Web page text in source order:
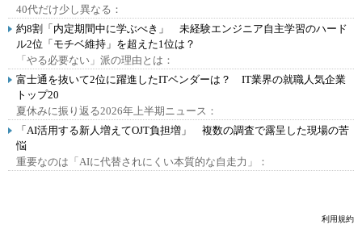
40代だけ少し異なる：
約8割「内定期間中に学ぶべき」 未経験エンジニア自主学習のハード
ル2位「モチベ維持」を超えた1位は？
「やる必要ない」派の理由とは：
富士通を抜いて2位に躍進したITベンダーは？ IT業界の就職人気企業
トップ20
夏休みに振り返る2026年上半期ニュース：
「AI活用する新人増えてOJT負担増」 複数の調査で露呈した現場の苦
悩
重要なのは「AIに代替されにくい本質的な自走力」：
利用規約